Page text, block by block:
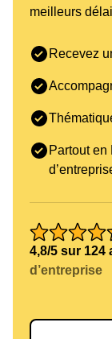
meilleurs
Recevez
Partout en
4,8/5 sur 124
d’entreprise